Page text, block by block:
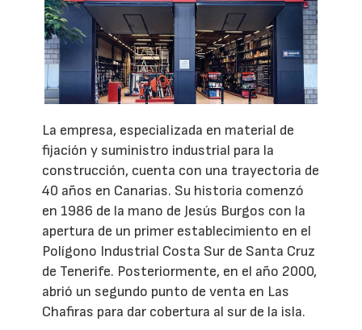
La empresa, especializada en material de
fijación y suministro industrial para la
construcción, cuenta con una trayectoria de
40 años en Canarias. Su historia comenzó
en 1986 de la mano de Jesús Burgos con la
apertura de un primer establecimiento en el
Polígono Industrial Costa Sur de Santa Cruz
de Tenerife. Posteriormente, en el año 2000,
abrió un segundo punto de venta en Las
Chafiras para dar cobertura al sur de la isla.